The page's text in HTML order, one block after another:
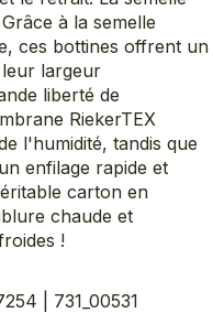
à la semelle
ces bottines offrent un
largeur
liberté de
RiekerTEX
l'humidité, tandis que
enfilage rapide et
carton en
chaude et
!
| 731_00531